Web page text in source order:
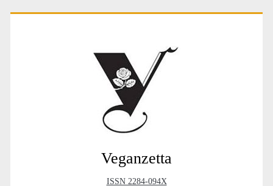
Primary
Veganzetta
ISSN 2284-094X